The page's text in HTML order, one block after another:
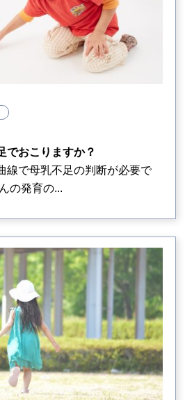
でおこりますか？
線で母乳不足の判断が必要で
の発育の...